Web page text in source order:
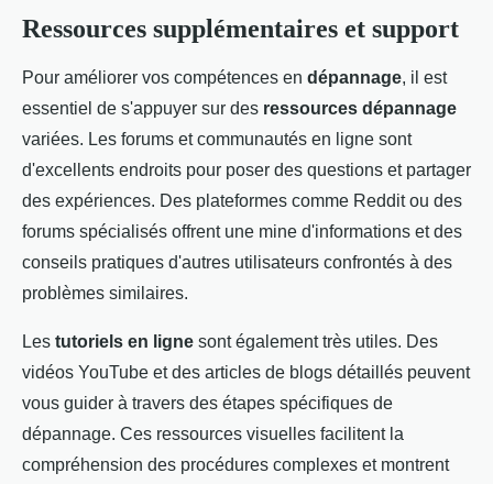
Ressources supplémentaires et support
Pour améliorer vos compétences en dépannage, il est
essentiel de s'appuyer sur des ressources dépannage
variées. Les forums et communautés en ligne sont
d'excellents endroits pour poser des questions et partager
des expériences. Des plateformes comme Reddit ou des
forums spécialisés offrent une mine d'informations et des
conseils pratiques d'autres utilisateurs confrontés à des
problèmes similaires.
Les tutoriels en ligne sont également très utiles. Des
vidéos YouTube et des articles de blogs détaillés peuvent
vous guider à travers des étapes spécifiques de
dépannage. Ces ressources visuelles facilitent la
compréhension des procédures complexes et montrent